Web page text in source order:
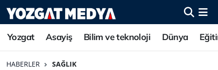
Yozgat Asayiş Bilim ve teknoloji Dünya
HABERLER SAĞLIK